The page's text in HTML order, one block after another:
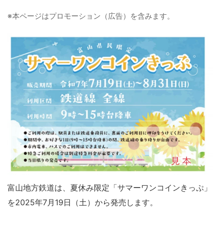
※本ページはプロモーション（広告）を含みます。
富山地方鉄道は、夏休み限定「サマーワンコインきっぷ」
を2025年7月19日（土）から発売します。